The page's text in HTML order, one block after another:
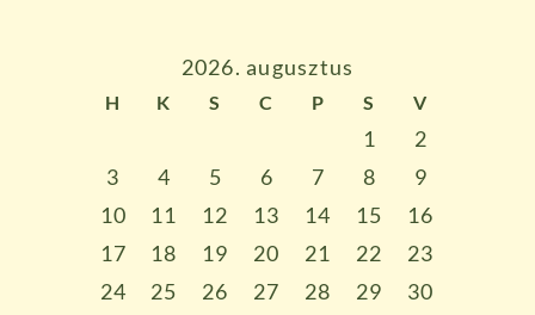
2026. augusztus
H K S C P S V
1
2
3
4 5 6 7 8
9
10
11 12 13 14 15
16
17
18 19 20 21 22
23
24
25 26 27 28 29
30